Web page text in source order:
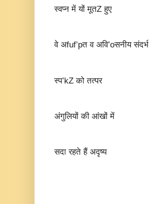
स्वप्न में यों मूतZ हुए
वे अfuf’pत व अवि’oसनीय संदर्भ
स्प’kZ को तत्पर
अंगुलियों की आंखों में
सदा रहते हैं अदृष्य